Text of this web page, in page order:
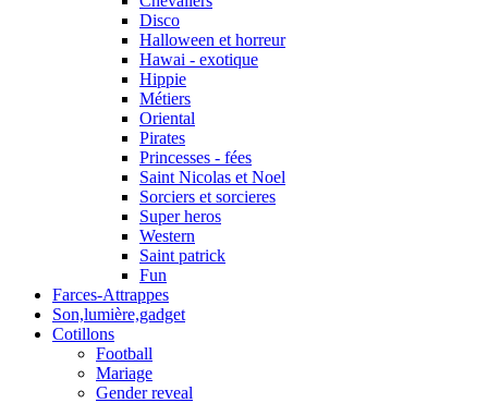
Disco
Halloween et horreur
Hawai - exotique
Hippie
Métiers
Oriental
Pirates
Princesses - fées
Saint Nicolas et Noel
Sorciers et sorcieres
Super heros
Western
Saint patrick
Fun
Farces-Attrappes
Son,lumière,gadget
Cotillons
Football
Mariage
Gender reveal